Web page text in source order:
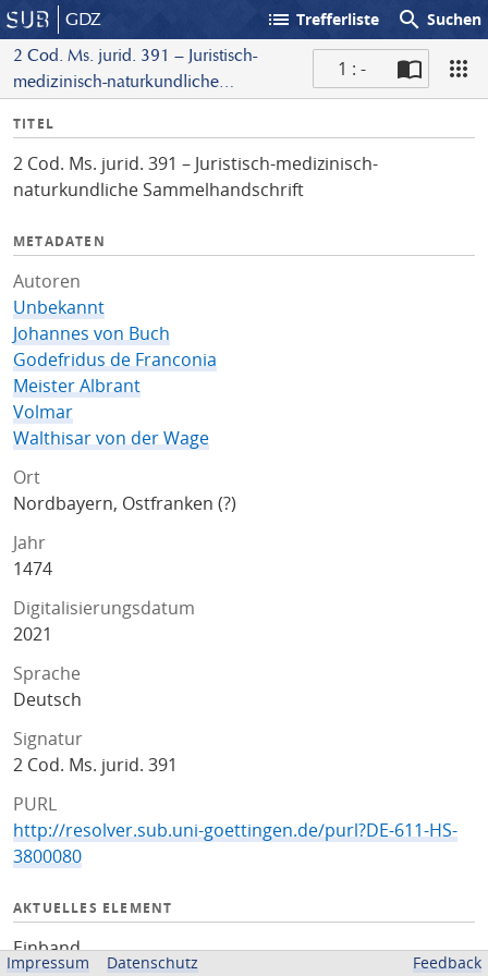
GDZ list Trefferliste search Suchen
2 Cod. Ms. jurid. 391 – Juristisch-
medizinisch-naturkundliche
1 : -
I
f
o
TITEL
2 Cod. Ms. jurid. 391 – Juristisch-medizinisch-
naturkundliche Sammelhandschrift
METADATEN
Autoren
Unbekannt
Johannes von Buch
Godefridus de Franconia
Meister Albrant
Volmar
Walthisar von der Wage
Ort
Nordbayern, Ostfranken (?)
Jahr
1474
Digitalisierungsdatum
2021
Sprache
Deutsch
Signatur
2 Cod. Ms. jurid. 391
PURL
http://resolver.sub.uni-goettingen.de/purl?DE-611-HS-
3800080
AKTUELLES ELEMENT
Einband
Impressum Datenschutz Feedback